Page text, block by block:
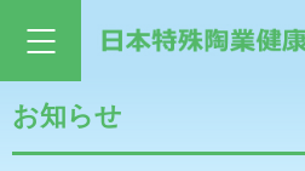
お知らせ